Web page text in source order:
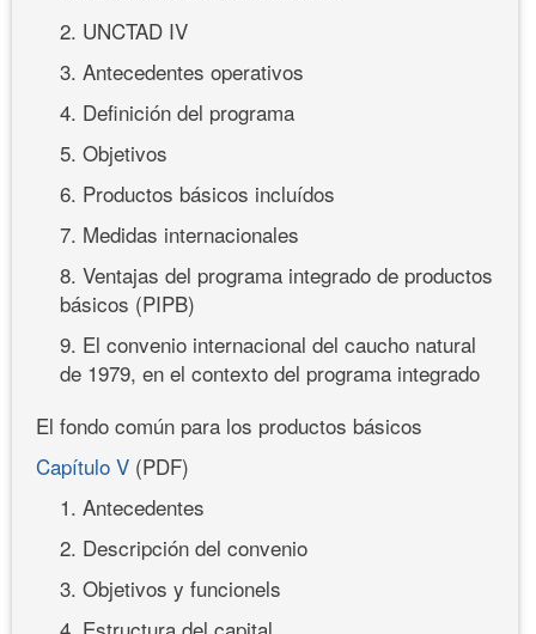
2. UNCTAD IV
3. Antecedentes operativos
4. Definición del programa
5. Objetivos
6. Productos básicos incluídos
7. Medidas internacionales
8. Ventajas del programa integrado de productos
básicos (PIPB)
9. El convenio internacional del caucho natural
de 1979, en el contexto del programa integrado
El fondo común para los productos básicos
Capítulo V (PDF)
1. Antecedentes
2. Descripción del convenio
3. Objetivos y funcionels
4. Estructura del capital